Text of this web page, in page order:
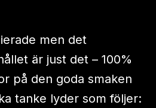
men det
är just det – 100%
på den goda smaken
tanke lyder som följer: